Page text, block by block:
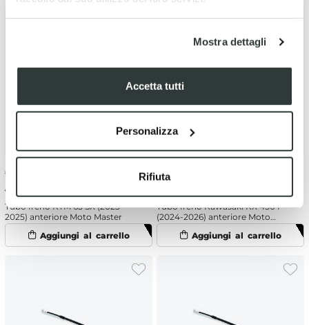
Mostra dettagli
Accetta tutti
Personalizza
Rifiuta
€
€ 80.40
Tubo freno KTM 65 SX (2023-
2025) anteriore Moto Master
€
Tubo freno Kawasaki KX 450 F
(2024-2026) anteriore Moto
Master